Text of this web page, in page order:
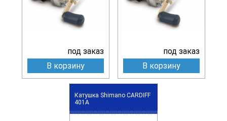
под заказ
В корзину
под заказ
В корзину
Катушка Shimano CARDIFF
401A